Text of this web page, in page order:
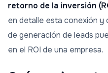
retorno de la inversión
en detalle esta conexión y
de generación de leads
en el ROI de una empresa.